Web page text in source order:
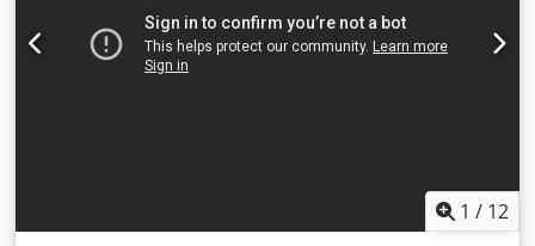
1 / 12